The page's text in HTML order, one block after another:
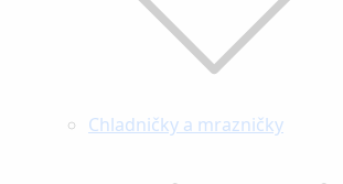
Chladničky a mrazničky